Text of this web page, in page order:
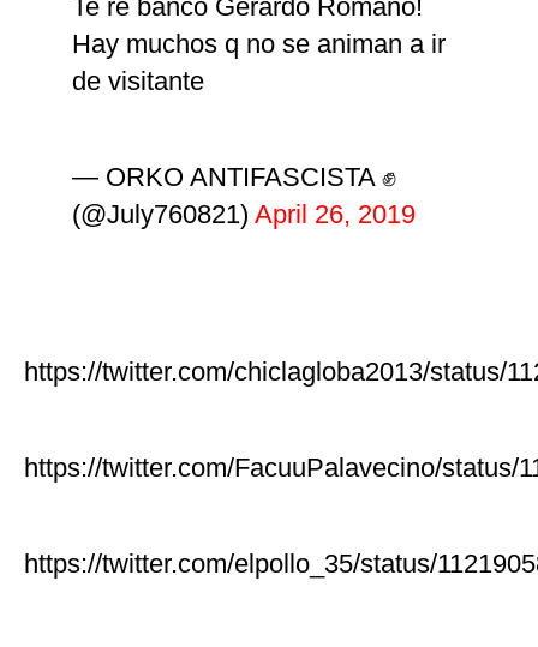
Te re banco Gerardo Romano!
Hay muchos q no se animan a ir
de visitante
— ORKO ANTIFASCISTA ✊
(@July760821) April 26, 2019
https://twitter.com/chiclagloba2013/status/
https://twitter.com/FacuuPalavecino/status/
https://twitter.com/elpollo_35/status/